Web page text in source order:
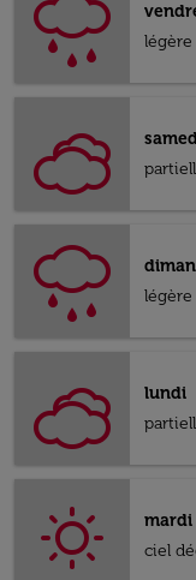
lundi
mardi
ciel